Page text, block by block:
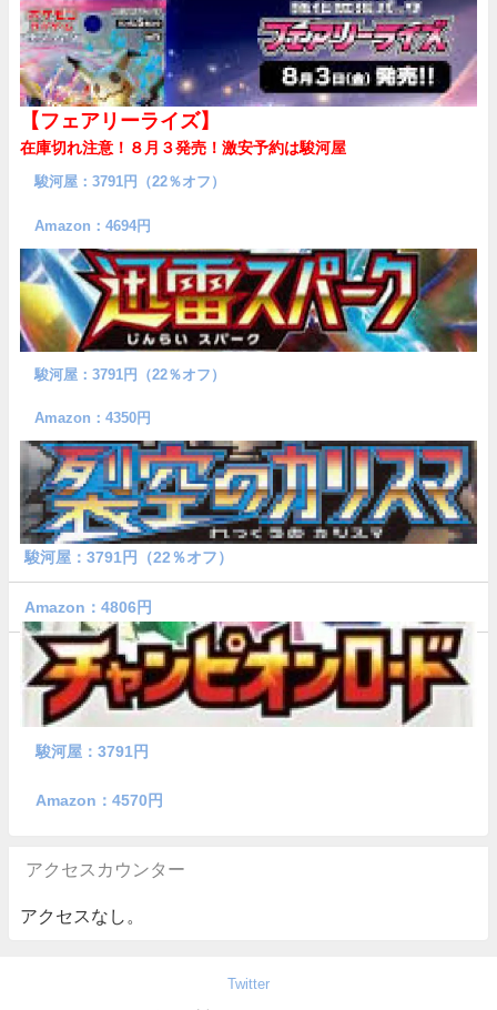
【フェアリーライズ】
在庫切れ注意！８月３発売！ 激安予約は駿河屋
駿河屋：3791円（22％オフ）
Amazon：4694円
駿河屋：3791円（22％オフ）
Amazon：4350円
駿河屋：3791円（22％オフ）
Amazon：4806円
駿河屋：3791円
Amazon：4570円
アクセスカウンター
アクセスなし。
Twitter